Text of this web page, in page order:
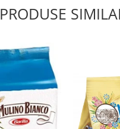
PRODUSE